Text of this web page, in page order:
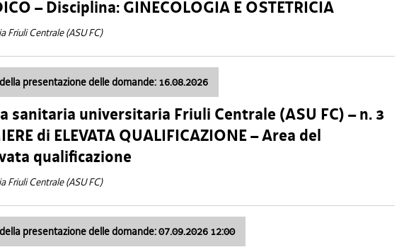
– Disciplina: GINECOLOGIA E OSTETRICIA
Friuli Centrale (ASU FC)
presentazione delle domande: 16.08.2026
sanitaria universitaria Friuli Centrale (ASU FC) – n. 3
di ELEVATA QUALIFICAZIONE – Area del
qualificazione
Friuli Centrale (ASU FC)
presentazione delle domande: 07.09.2026 12:00